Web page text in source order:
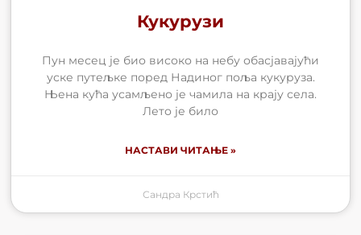
Кукурузи
Пун месец је био високо на небу обасјавајући
уске путељке поред Надиног поља кукуруза.
Њена кућа усамљено је чамила на крају села.
Лето је било
НАСТАВИ ЧИТАЊЕ »
Сандра Крстић